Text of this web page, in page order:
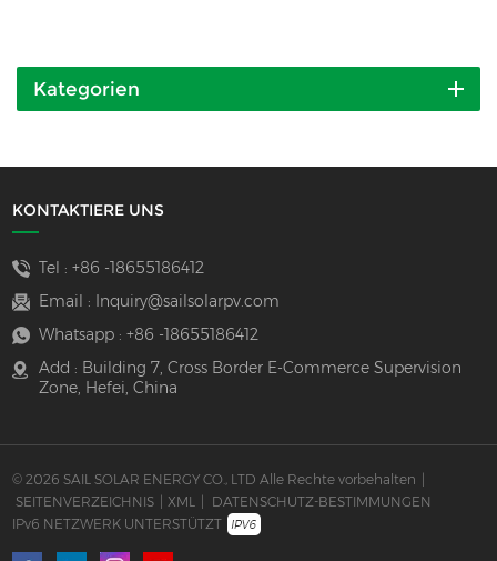
Kategorien
KONTAKTIERE UNS
Tel : +86 -18655186412
Email :
Inquiry@sailsolarpv.com
Whatsapp : +86 -18655186412
Add : Building 7, Cross Border E-Commerce Supervision
Zone, Hefei, China
© 2026 SAIL SOLAR ENERGY CO., LTD Alle Rechte vorbehalten |
SEITENVERZEICHNIS | XML | DATENSCHUTZ-BESTIMMUNGEN
IPv6 NETZWERK UNTERSTÜTZT